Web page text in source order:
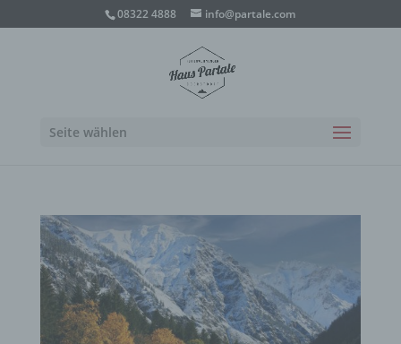
08322 4888 info@partale.com
Seite wählen